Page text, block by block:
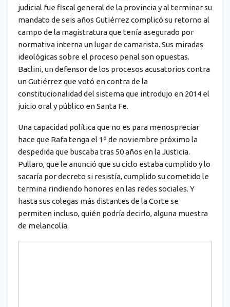
judicial fue fiscal general de la provincia y al terminar su
mandato de seis años Gutiérrez complicó su retorno al
campo de la magistratura que tenía asegurado por
normativa interna un lugar de camarista. Sus miradas
ideológicas sobre el proceso penal son opuestas.
Baclini, un defensor de los procesos acusatorios contra
un Gutiérrez que votó en contra de la
constitucionalidad del sistema que introdujo en 2014 el
juicio oral y público en Santa Fe.
Una capacidad política que no es para menospreciar
hace que Rafa tenga el 1º de noviembre próximo la
despedida que buscaba tras 50 años en la Justicia.
Pullaro, que le anunció que su ciclo estaba cumplido y lo
sacaría por decreto si resistía, cumplido su cometido le
termina rindiendo honores en las redes sociales. Y
hasta sus colegas más distantes de la Corte se
permiten incluso, quién podría decirlo, alguna muestra
de melancolía.